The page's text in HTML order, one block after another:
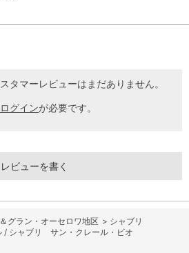
タマーレビューはまだありません。
ログインが必要です。
レビューを書く
グラン・オーセロワ地区 > シャブリ
/ シャブリ サン・クレール・ビオ